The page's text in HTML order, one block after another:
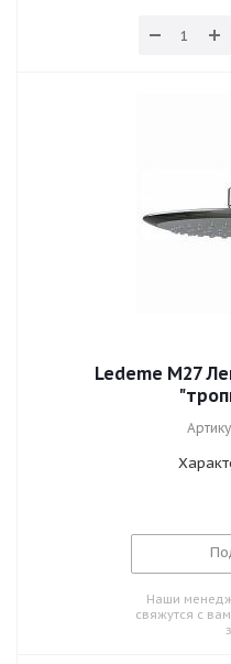
Ledeme M27
Наши
свяжутся с